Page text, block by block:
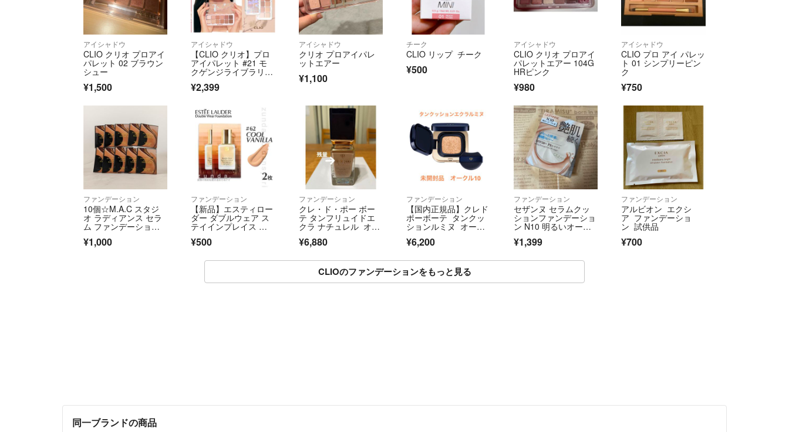
アイシャドウ
CLIO クリオ プロアイ
パレット 02 ブラウン
シュー
¥1,500
アイシャドウ
【CLIO クリオ】プロ
アイパレット #21 モ
クゲンジライブラリ
ー 韓国コスメ
¥2,399
アイシャドウ
クリオ プロアイパレ
ットエアー
¥1,100
チーク
CLIO リップ チーク
¥500
アイシャドウ
CLIO クリオ プロアイ
パレットエアー 104G
HRピンク
¥980
アイシャドウ
CLIO プロ アイ パレッ
ト 01 シンプリーピン
ク
¥750
ファンデーション
10個☆M.A.C スタジ
オ ラディアンス セラ
ム ファンデーショ
ン NC12
¥1,000
ファンデーション
【新品】エスティロー
ダー ダブルウェア ス
テイインプレイス メ
ークアップ リキッド
ファンデーション ク
¥500
ファンデーション
クレ・ド・ポー ボー
テ タンフリュイドエ
クラ ナチュレル オー
クル00
¥6,880
ファンデーション
【国内正規品】クレド
ポーボーテ タンクッ
ションルミヌ オーク
ル10
¥6,200
ファンデーション
セザンヌ セラムクッ
ションファンデーショ
ン N10 明るいオーク
ル系 11g
¥1,399
ファンデーション
アルビオン エクシ
ア ファンデーショ
ン 試供品
¥700
CLIOのファンデーションをもっと見る
同一ブランドの商品